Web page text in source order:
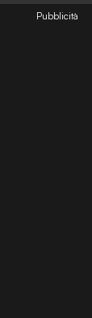
Pubblicità